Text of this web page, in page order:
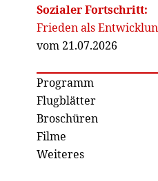
Sozialer Fortschritt:
Frieden als
vom 21.07.2026
Programm
Flugblätter
Broschüren
Filme
Weiteres